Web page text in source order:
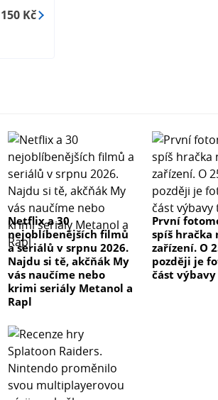
150 Kč
Netflix a 30
nejoblíbenějších filmů
a seriálů v srpnu 2026.
Najdu si tě, akčňák My
vás naučíme nebo
krimi seriály Metanol a
Rapl
První
spíš hračka
zařízení. O
později je
část